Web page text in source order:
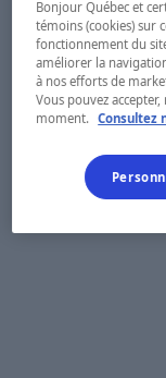
Bonjour Québec et
témoins (cookies) sur
fonctionnement du
améliorer la
à nos efforts de
Vous pouvez
moment.
Consultez